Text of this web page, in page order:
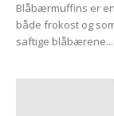
Blåbærmuffins er
både frokost og
saftige blåbærene...